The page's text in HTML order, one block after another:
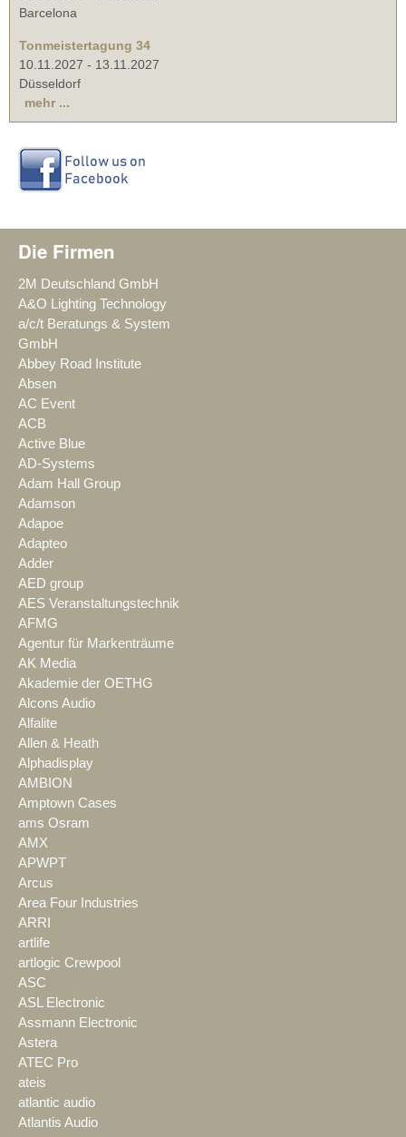
Barcelona
Tonmeistertagung 34
10.11.2027 - 13.11.2027
Düsseldorf
mehr ...
Die Firmen
2M Deutschland GmbH
A&O Lighting Technology
a/c/t Beratungs & System
GmbH
Abbey Road Institute
Absen
AC Event
ACB
Active Blue
AD-Systems
Adam Hall Group
Adamson
Adapoe
Adapteo
Adder
AED group
AES Veranstaltungstechnik
AFMG
Agentur für Markenträume
AK Media
Akademie der OETHG
Alcons Audio
Alfalite
Allen & Heath
Alphadisplay
AMBION
Amptown Cases
ams Osram
AMX
APWPT
Arcus
Area Four Industries
ARRI
artlife
artlogic Crewpool
ASC
ASL Electronic
Assmann Electronic
Astera
ATEC Pro
ateis
atlantic audio
Atlantis Audio